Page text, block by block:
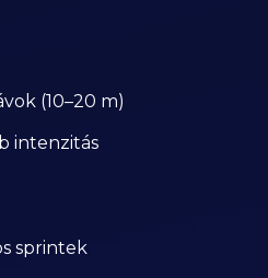
(10–20 m)
intenzitás
sprintek